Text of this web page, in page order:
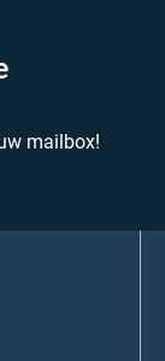
mailbox!